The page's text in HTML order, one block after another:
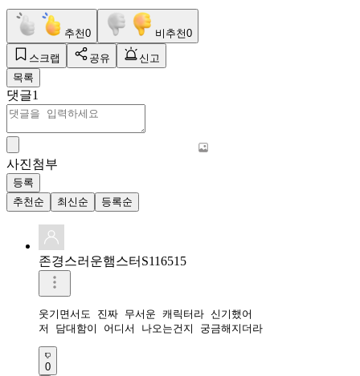
추천0 비추천0
스크랩 공유
신고
목록
댓글1
사진첨부
등록
추천순
최신순 등록순
존경스러운햄스터S116515
웃기면서도 진짜 무서운 캐릭터라 신기했어
저 담대함이 어디서 나오는건지 궁금해지더라
0